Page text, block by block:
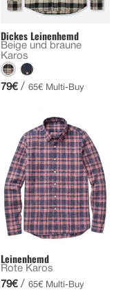
Dickes Leinenhemd
Beige und braune
Karos
79€ / 65€ Multi-Buy
Leinenhemd
Rote Karos
79€ / 65€ Multi-Buy